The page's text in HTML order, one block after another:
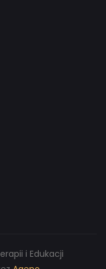
i Edukacji